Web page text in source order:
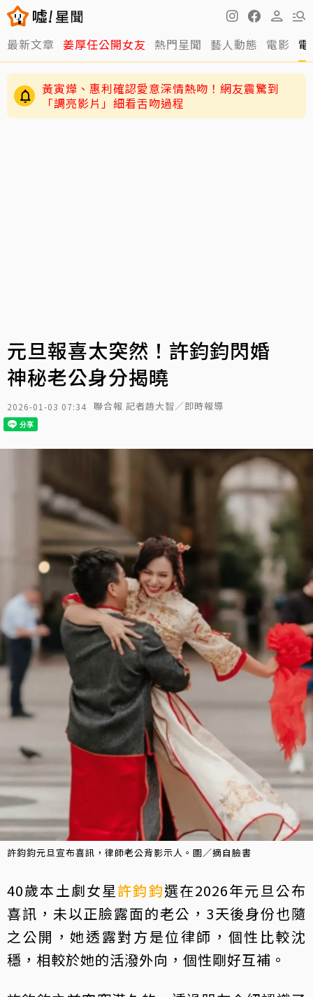
最新文章 姜厚任公開女友 熱門星聞 藝人動態 電影
死前48小時還在直播！網紅「肥大叔」猝逝 暴瘦
粉絲疑「早覺得不對」
元旦報喜太突然！許鈞鈞閃婚
神秘老公身分揭曉
2026-01-03 07:34 聯合報 記者趙大智／即時報導
許鈞鈞元旦宣布喜訊，律師老公背影示人。圖／摘自臉書
40歲本土劇女星許鈞鈞選在2026年元旦公布
喜訊，未以正臉露面的老公，3天後身份也隨
之公開，她透露對方是位律師，個性比較沈
穩，相較於她的活潑外向，個性剛好互補。